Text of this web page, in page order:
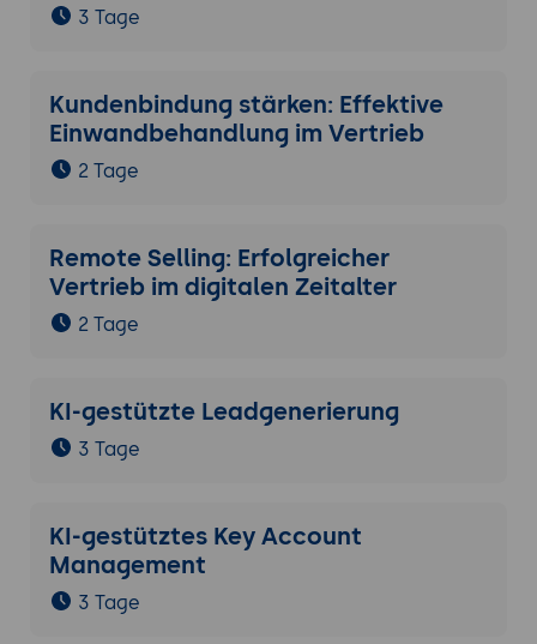
3 Tage
Kundenbindung stärken: Effektive
Einwandbehandlung im Vertrieb
2 Tage
Remote Selling: Erfolgreicher
Vertrieb im digitalen Zeitalter
2 Tage
KI-gestützte Leadgenerierung
3 Tage
KI-gestütztes Key Account
Management
3 Tage